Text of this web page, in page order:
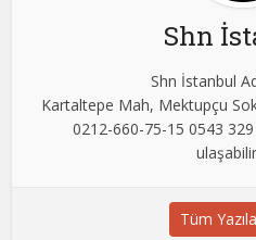
Shn
Shn İstanbul
Kartaltepe Mah, Mektupçu
0212-660-75-15 0543
Tüm